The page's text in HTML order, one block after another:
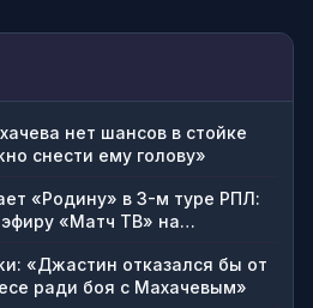
нет шансов в стойке
снести ему голову»
«Родину» в 3-м туре РПЛ:
«Матч ТВ» на
«Джастин отказался бы от
ради боя с Махачевым»